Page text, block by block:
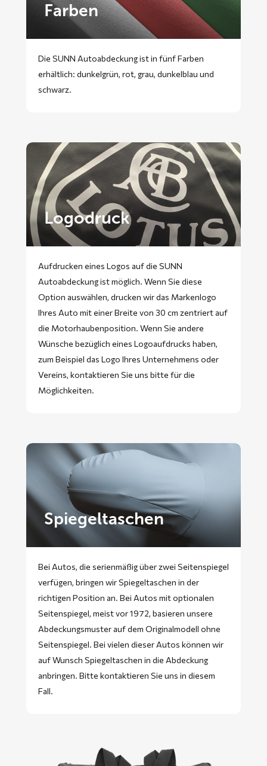
Farben
Die SUNN Autoabdeckung ist in fünf Farben
erhältlich: dunkelgrün, rot, grau, dunkelblau und
schwarz.
Logodruck
Aufdrucken eines Logos auf die SUNN
Autoabdeckung ist möglich. Wenn Sie diese
Option auswählen, drucken wir das Markenlogo
Ihres Auto mit einer Breite von 30 cm zentriert auf
die Motorhaubenposition. Wenn Sie andere
Wünsche bezüglich eines Logoaufdrucks haben,
zum Beispiel das Logo Ihres Unternehmens oder
Vereins, kontaktieren Sie uns bitte für die
Möglichkeiten.
Spiegeltaschen
Bei Autos, die serienmäßig über zwei Seitenspiegel
verfügen, bringen wir Spiegeltaschen in der
richtigen Position an. Bei Autos mit optionalen
Seitenspiegel, meist vor 1972, basieren unsere
Abdeckungsmuster auf dem Originalmodell ohne
Seitenspiegel. Bei vielen dieser Autos können wir
auf Wunsch Spiegeltaschen in die Abdeckung
anbringen. Bitte kontaktieren Sie uns in diesem
Fall.